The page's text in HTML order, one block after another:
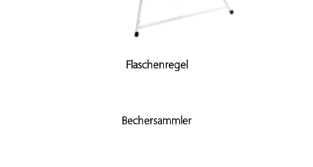
Flaschenregel
Bechersammler